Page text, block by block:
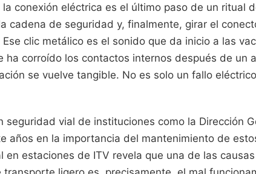
la conexión eléctrica es el último paso de un ritual
cadena de seguridad y, finalmente, girar el
clic metálico es el sonido que da inicio a las
ha corroído los contactos internos después de un
se vuelve tangible. No es solo un fallo
seguridad vial de instituciones como la Dirección
años en la importancia del mantenimiento de
en estaciones de ITV revela que una de las